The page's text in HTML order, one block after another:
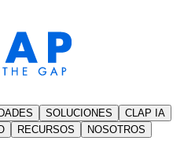
SOLUCIONES
CLAP IA
RECURSOS NOSOTROS